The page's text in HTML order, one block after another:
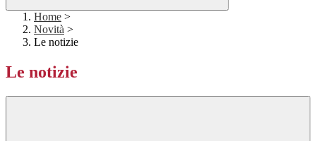
Home >
Novità >
Le notizie
Le notizie